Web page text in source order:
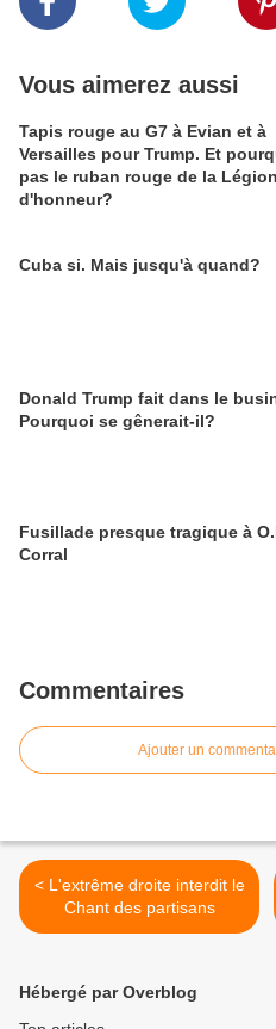
Vous aimerez aussi
Tapis rouge au G7 à Evian et à
Versailles pour Trump. Et
pas le ruban rouge de la Légion
d'honneur?
Cuba si. Mais jusqu'à quand?
Donald Trump fait dans le
Pourquoi se gênerait-il?
Fusillade presque tragique à
Corral
Commentaires
Ajouter un
< L'extrême droite interdit le
Chant des partisans
Hébergé par Overblog